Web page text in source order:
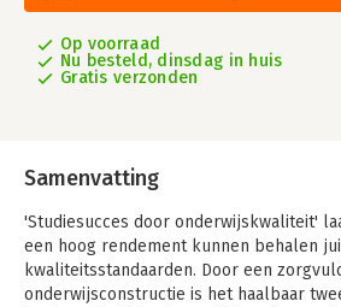
Op voorraad
Nu besteld, dinsdag in huis
Gratis verzonden
Samenvatting
'Studiesucces door onderwijskwaliteit'
een hoog rendement kunnen behalen
kwaliteitsstandaarden. Door een
onderwijsconstructie is het haalbaar